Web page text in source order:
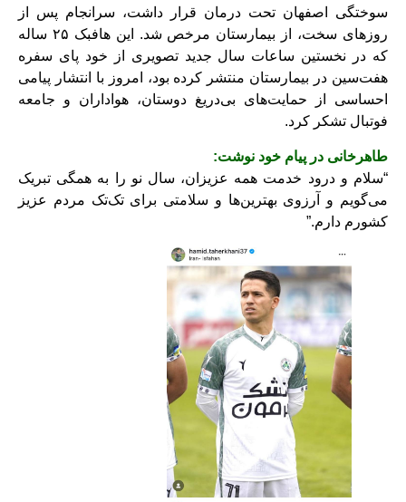
سوختگی اصفهان تحت درمان قرار داشت، سرانجام پس از
روزهای سخت، از بیمارستان مرخص شد. این هافبک ۲۵ ساله
که در نخستین ساعات سال جدید تصویری از خود پای سفره
هفت‌سین در بیمارستان منتشر کرده بود، امروز با انتشار پیامی
احساسی از حمایت‌های بی‌دریغ دوستان، هواداران و جامعه
فوتبال تشکر کرد.
طاهرخانی در پیام خود نوشت:
“سلام و درود خدمت همه عزیزان، سال نو را به همگی تبریک
می‌گویم و آرزوی بهترین‌ها و سلامتی برای تک‌تک مردم عزیز
کشورم دارم.”